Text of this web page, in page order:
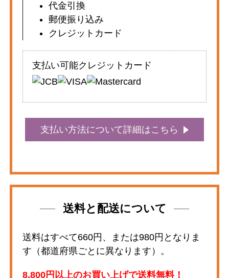
代金引換
郵便振り込み
クレジットカード
支払い可能クレジットカード
支払い方法について詳細はこちら
送料と配送について
送料はすべて660円、または980円となりま
す（都道府県ごとに異なります）。
8,800円以上のお買い上げで送料無料！